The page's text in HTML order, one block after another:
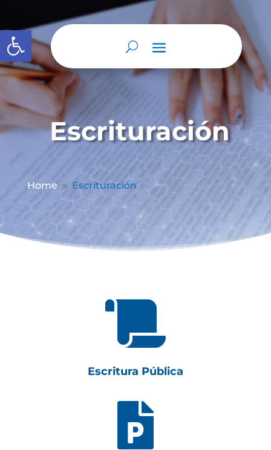
Abrir barra de herramientas
Escrituración
Home 9 Escrituración

Escritura Pública
